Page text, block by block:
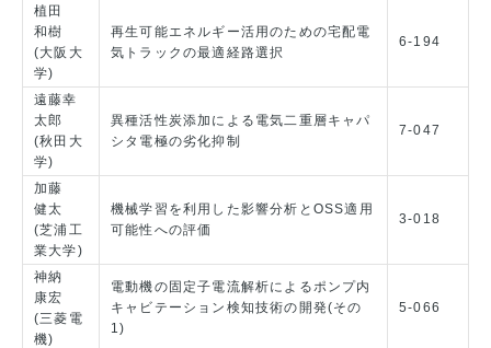
植田
和樹
(大阪大
学)
再生可能エネルギー活用のための宅配電
気トラックの最適経路選択
6-194
遠藤幸
太郎
(秋田大
学)
異種活性炭添加による電気二重層キャパ
シタ電極の劣化抑制
7-047
加藤
健太
(芝浦工
業大学)
機械学習を利用した影響分析とOSS適用
可能性への評価
3-018
神納
康宏
(三菱電
機)
電動機の固定子電流解析によるポンプ内
キャビテーション検知技術の開発(その
1)
5-066